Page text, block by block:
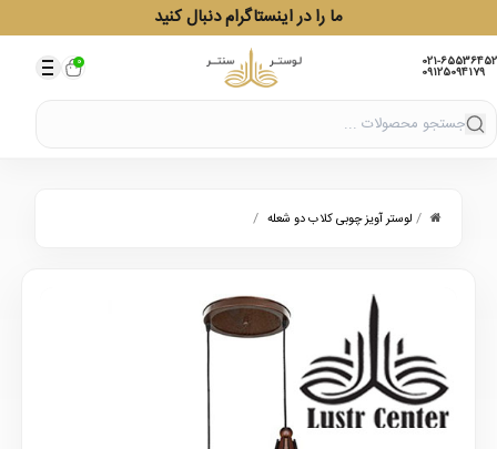
ما را در اینستاگرام دنبال کنید
021-65536452
09125094179
0
/ لوستر آویز چوبی کلاب دو شعله /